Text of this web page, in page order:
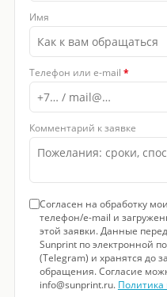
Имя
Телефон или e-mail *
Комментарий к заявке
Согласен на обработку
телефон/e-mail и
этой заявки. Данные
Sunprint по электронной
(Telegram) и хранятся до
обращения. Согласие
info@sunprint.ru.